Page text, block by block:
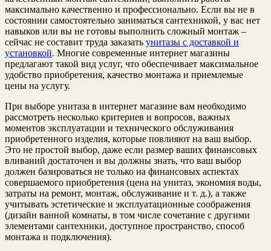
максимально качественно и профессионально. Если вы не в
состоянии самостоятельно заниматься сантехникой, у вас нет
навыков или вы не готовы выполнить сложный монтаж –
сейчас не составит труда заказать унитазы с доставкой и
установкой. Многие современные интернет магазины
предлагают такой вид услуг, что обеспечивает максимальное
удобство приобретения, качество монтажа и приемлемые
цены на услугу.
При выборе унитаза в интернет магазине вам необходимо
рассмотреть несколько критериев и вопросов, важных
моментов эксплуатации и технического обслуживания
приобретенного изделия, которые повлияют на ваш выбор.
Это не простой выбор, даже если размер ваших финансовых
вливаний достаточен и вы должны знать, что ваш выбор
должен базироваться не только на финансовых аспектах
совершаемого приобретения (цена на унитаз, экономия воды,
затраты на ремонт, монтаж, обслуживание и т. д.), а также
учитывать эстетические и эксплуатационные соображения
(дизайн ванной комнаты, в том числе сочетание с другими
элементами сантехники, доступное пространство, способ
монтажа и подключения).